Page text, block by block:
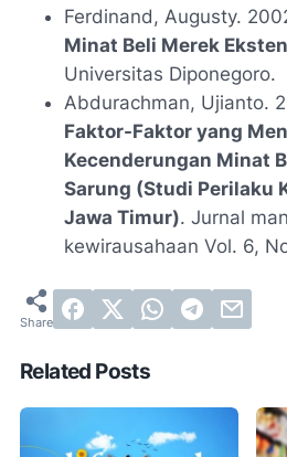
Ferdinand, Augusty.
Minat Beli Merek
Universitas Diponegoro.
Abdurachman, Ujianto.
Faktor-Faktor yang
Kecenderungan Minat
Sarung (Studi Perilaku
Jawa Timur). Jurnal
kewirausahaan Vol. 6,
Related Posts